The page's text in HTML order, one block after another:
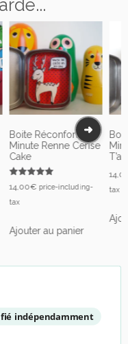
Boite Réconfort
Minute Tigre Je
T’aime
14,00€
price-including-
tax
indépendamment